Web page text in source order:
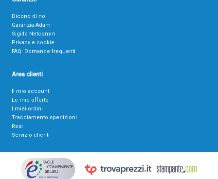
Dicono di noi
Garanzia Adam
Sigillo Netcomm
Privacy e cookie
FAQ: Domande frequenti
Area clienti
Il mio account
Le mie offerte
I miei ordini
Tracciamento spedizioni
Resi
Servizio clienti